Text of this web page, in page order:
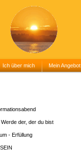
Ich über mich Mein Angebot
der, der du bist
- Erfüllung